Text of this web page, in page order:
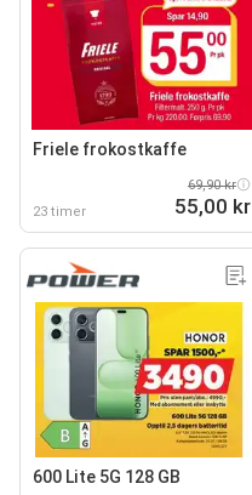
Friele frokostkaffe
23 timer
69,90 kr
55,00 kr
600 Lite 5G 128 GB